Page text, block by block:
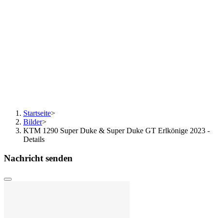
Startseite>
Bilder>
KTM 1290 Super Duke & Super Duke GT Erlkönige 2023 -
Details
Nachricht senden